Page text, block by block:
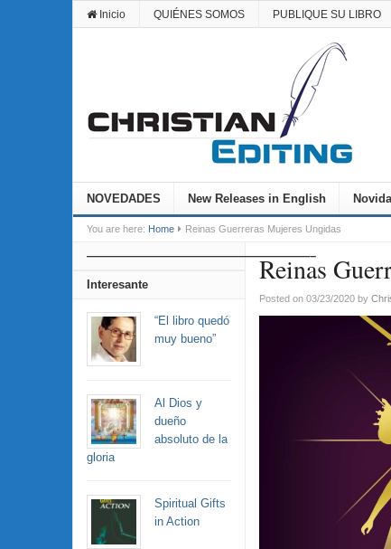
Inicio QUIÉNES SOMOS PUBLIQUE SU LIBRO
NOVEDADES New Releases in English
You are here: Home Reinas Guerreras Mujeres Ungidas
Reinas
Posted on 03/23/2020by
———————————————————–
Interesante
“El libro quedó
muy bueno”
Al Dios y
dueño
absoluto de la
gloria
Spiritual Gifts
in Action